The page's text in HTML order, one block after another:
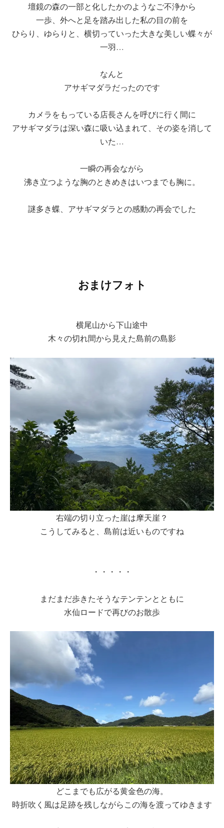
壇鏡の森の一部と化したかのようなご不浄から
一歩、外へと足を踏み出した私の目の前を
ひらり、ゆらりと、横切っていった大きな美しい蝶々が
一羽…
なんと
アサギマダラだったのです
カメラをもっている店長さんを呼びに行く間に
アサギマダラは深い森に吸い込まれて、その姿を消して
いた…
一瞬の再会ながら
沸き立つような胸のときめきはいつまでも胸に。
謎多き蝶、アサギマダラとの感動の再会でした
おまけフォト
横尾山から下山途中
木々の切れ間から見えた島前の島影
右端の切り立った崖は摩天崖？
こうしてみると、島前は近いものですね
・・・・・
まだまだ歩きたそうなテンテンとともに
水仙ロードで再びのお散歩
どこまでも広がる黄金色の海。
時折吹く風は足跡を残しながらこの海を渡ってゆきます